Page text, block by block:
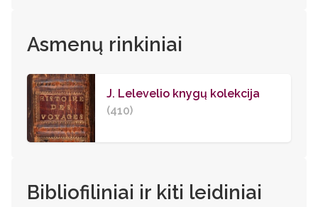
Asmenų rinkiniai
J. Lelevelio knygų kolekcija
(410)
Bibliofiliniai ir kiti leidiniai